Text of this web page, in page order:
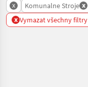
x Komunalne Stroje x
x Vymazat všechny filtry